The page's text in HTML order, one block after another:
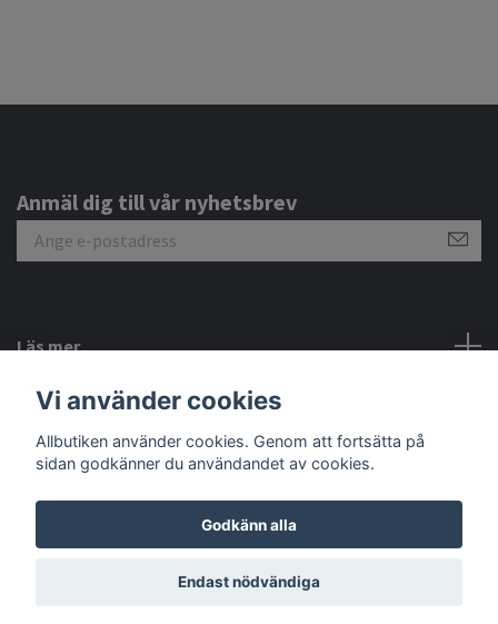
Anmäl dig till vår nyhetsbrev
Läs mer
Sociala medier
© 2026 Allbutiken
Vi använder cookies
Allbutiken använder cookies. Genom att fortsätta på
sidan godkänner du användandet av cookies.
Godkänn alla
Endast nödvändiga